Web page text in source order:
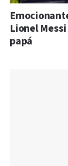
Lionel
papá